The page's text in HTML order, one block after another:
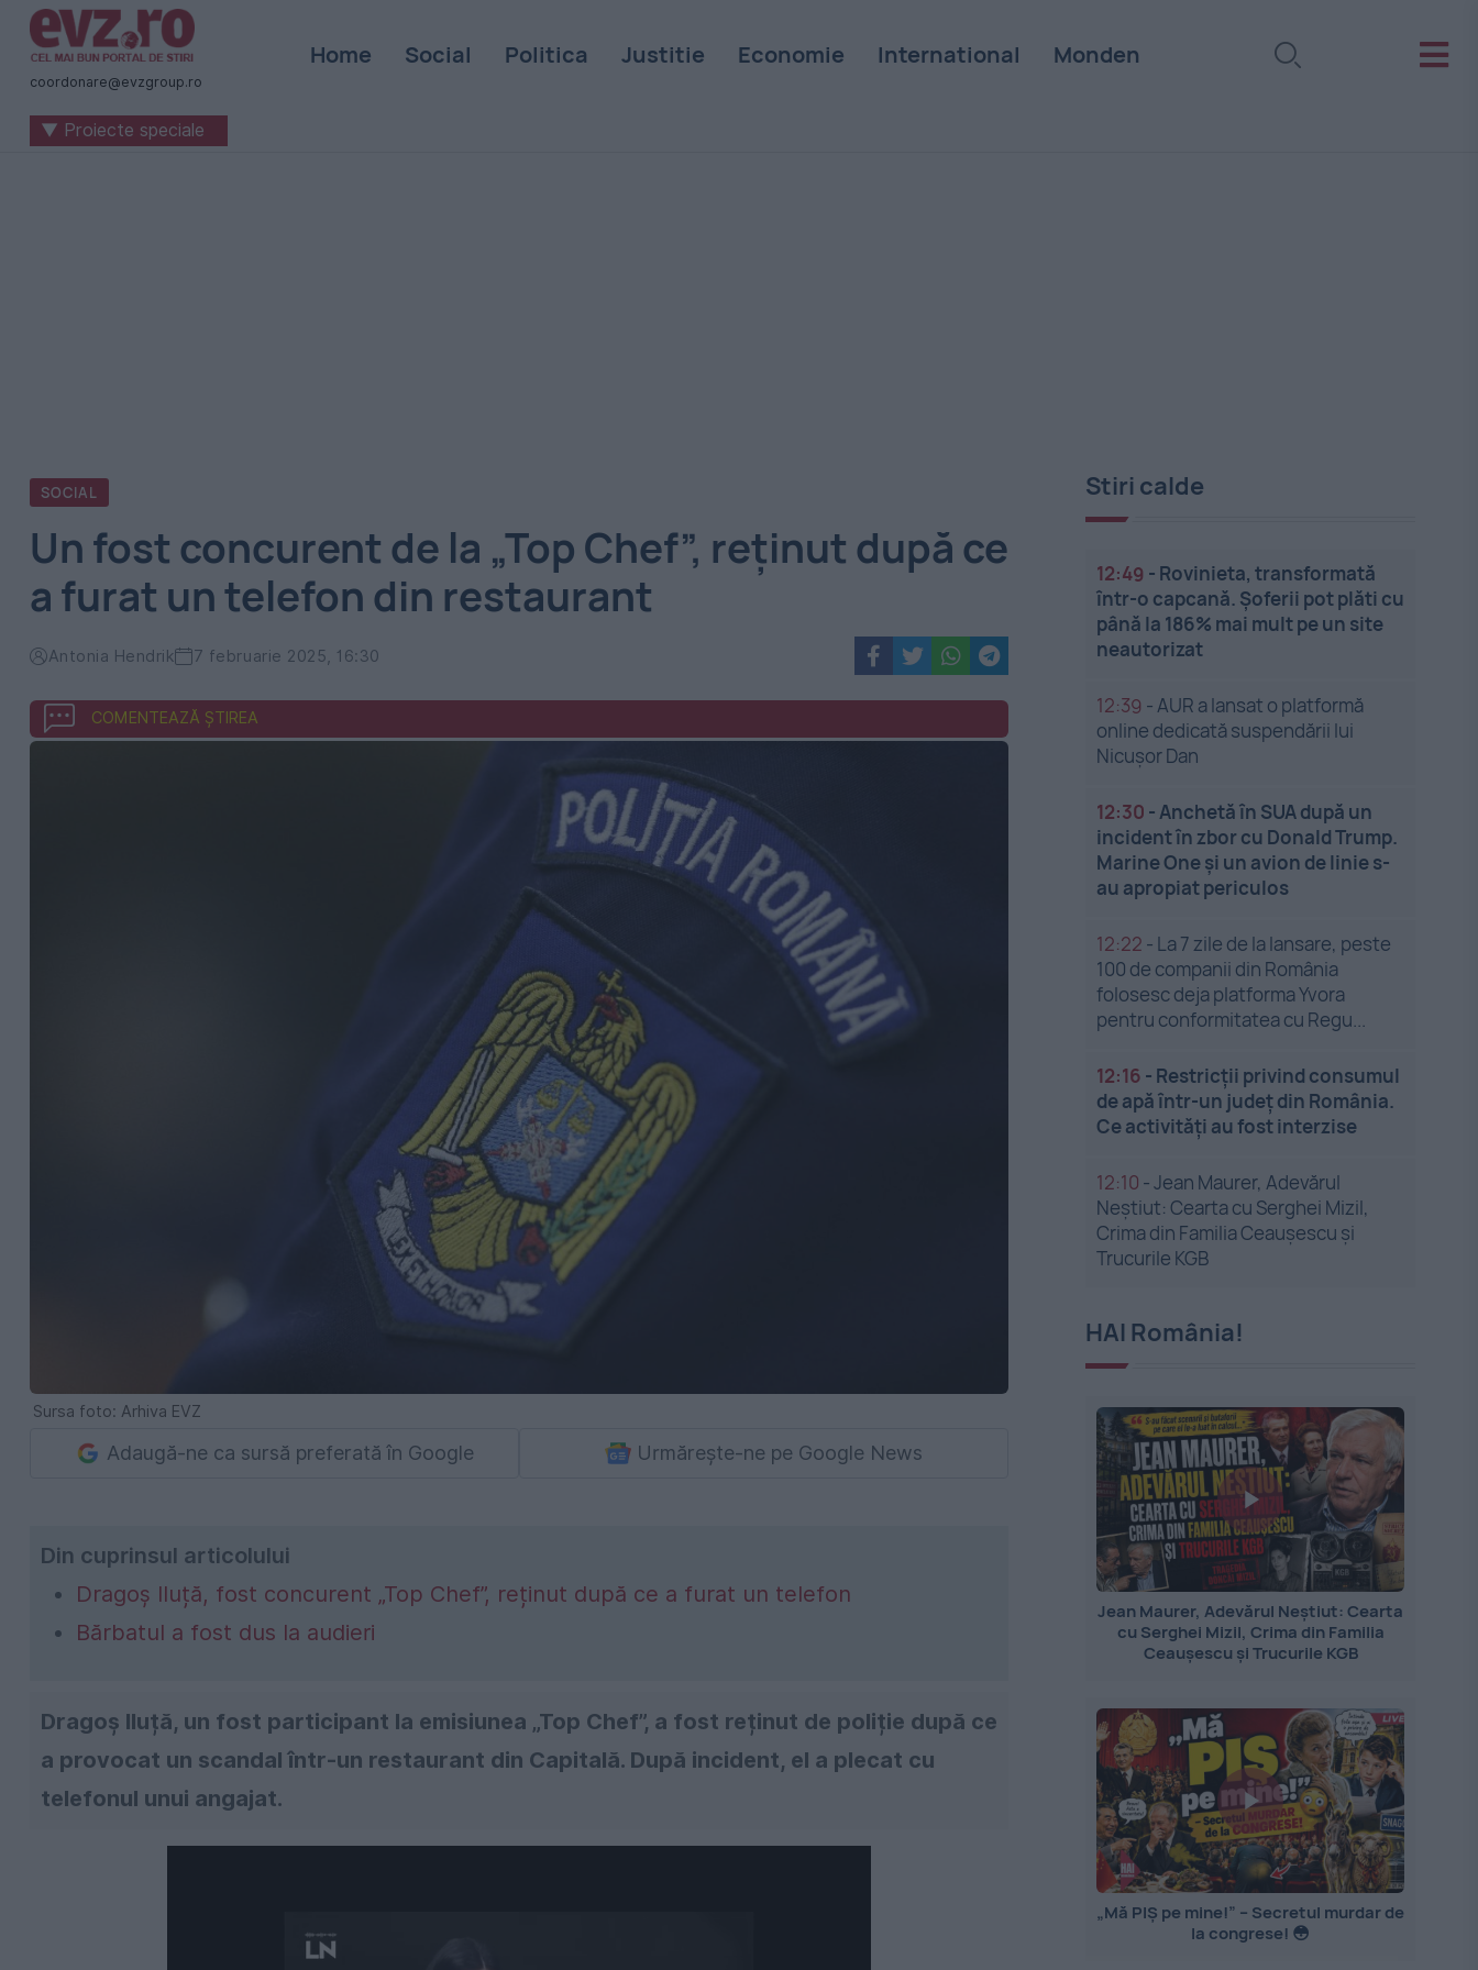
Știri
naționale
internaționale
coordonare@evzgroup.ro
Home Social Politica Justitie Economie International Monden
▼ Proiecte speciale
SOCIAL
Un fost concurent de la „Top Chef”, reținut după ce
a furat un telefon din restaurant
Antonia Hendrik 7 februarie 2025, 16:30
COMENTEAZĂ ȘTIREA
Sursa foto: Arhiva EVZ
Adaugă-ne ca sursă preferată în Google Urmărește-ne pe Google News
Din cuprinsul articolului
Dragoș Iluță, fost concurent „Top Chef”, reținut după ce a furat un telefon
Bărbatul a fost dus la audieri
Dragoș Iluță, un fost participant la emisiunea „Top Chef”, a fost reținut de poliție după ce
a provocat un scandal într-un restaurant din Capitală. După incident, el a plecat cu
telefonul unui angajat.
Stiri calde
12:49 - Rovinieta, transformată
într-o capcană. Șoferii pot plăti cu
până la 186% mai mult pe un site
neautorizat
12:39 -AUR a lansat o platformă
online dedicată suspendării lui
Nicușor Dan
12:30 -Anchetă în SUA după un
incident în zbor cu Donald Trump.
Marine One și un avion de linie s-
au apropiat periculos
12:22 - La 7 zile de la lansare, peste
100 de companii din România
folosesc deja platforma Yvora
pentru conformitatea cu Regu...
12:16 - Restricții privind consumul
de apă într-un județ din România.
Ce activități au fost interzise
12:10 -Jean Maurer, Adevărul
Neștiut: Cearta cu Serghei Mizil,
Crima din Familia Ceaușescu și
Trucurile KGB
HAI România!
Jean Maurer, Adevărul Neștiut: Cearta
cu Serghei Mizil, Crima din Familia
Ceaușescu și Trucurile KGB
„Mă PIȘ pe mine!” – Secretul murdar de
la congrese! 😳